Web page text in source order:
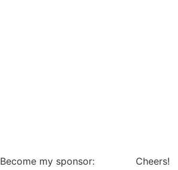
Become my sponsor: Cheers!